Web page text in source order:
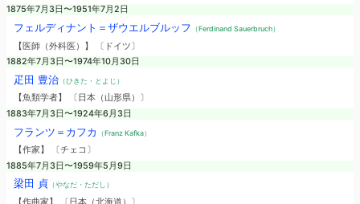
1875年7月3日〜1951年7月2日
フェルディナント＝ザウエルブルッフ （Ferdinand Sauerbruch）
【医師（外科医）】 〔ドイツ〕
1882年7月3日〜1974年10月30日
疋田 豊治（ひきた・とよじ）
【魚類学者】 〔日本（山形県）〕
1883年7月3日〜1924年6月3日
フランツ＝カフカ （Franz Kafka）
【作家】 〔チェコ〕
1885年7月3日〜1959年5月9日
梁田 貞 （やなだ・ただし）